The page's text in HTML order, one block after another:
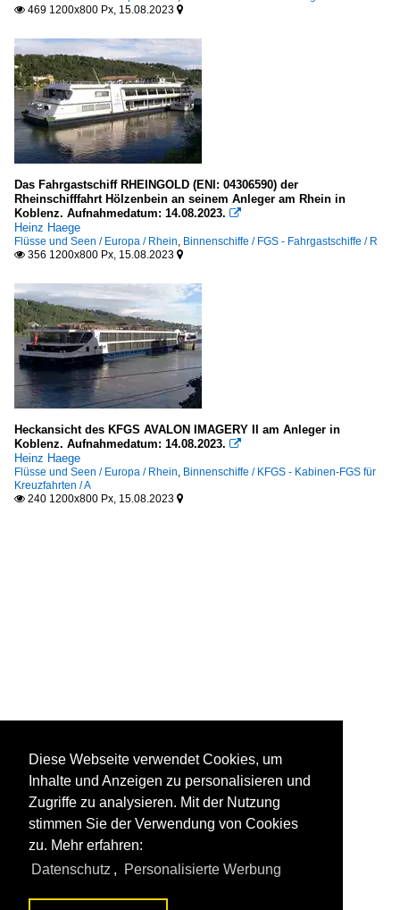
 469 1200x800 Px, 15.08.2023 
Das Fahrgastschiff RHEINGOLD (ENI: 04306590) der
Rheinschifffahrt Hölzenbein an seinem Anleger am Rhein in
Koblenz. Aufnahmedatum: 14.08.2023. 
Heinz Haege
Flüsse und Seen / Europa / Rhein, Binnenschiffe / FGS - Fahrgastschiffe / R
 356 1200x800 Px, 15.08.2023 
Heckansicht des KFGS AVALON IMAGERY II am Anleger in
Koblenz. Aufnahmedatum: 14.08.2023. 
Heinz Haege
Flüsse und Seen / Europa / Rhein, Binnenschiffe / KFGS - Kabinen-FGS für
Kreuzfahrten / A
 240 1200x800 Px, 15.08.2023 
Diese Webseite verwendet Cookies, um
Inhalte und Anzeigen zu personalisieren und
Zugriffe zu analysieren. Mit der Nutzung
stimmen Sie der Verwendung von Cookies
zu. Mehr erfahren:
Datenschutz , Personalisierte Werbung